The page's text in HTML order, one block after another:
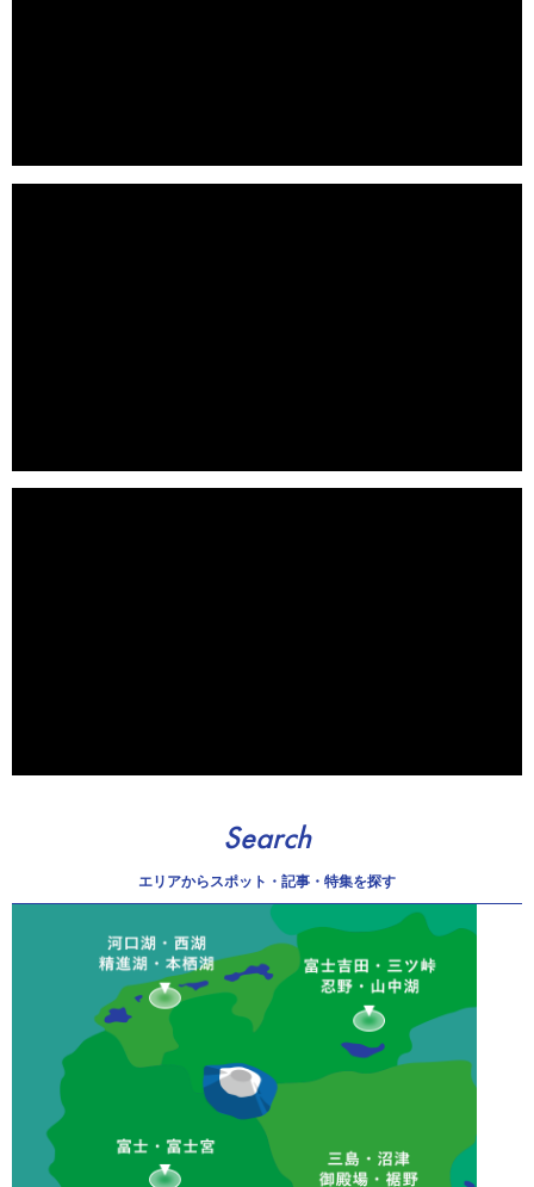
Search
エリアからスポット・記事・特集を探す